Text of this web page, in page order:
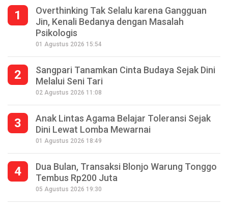
1
Overthinking Tak Selalu karena Gangguan
Jin, Kenali Bedanya dengan Masalah
Psikologis
01 Agustus 2026 15:54
2
Sangpari Tanamkan Cinta Budaya Sejak Dini
Melalui Seni Tari
02 Agustus 2026 11:08
3
Anak Lintas Agama Belajar Toleransi Sejak
Dini Lewat Lomba Mewarnai
01 Agustus 2026 18:49
4
Dua Bulan, Transaksi Blonjo Warung Tonggo
Tembus Rp200 Juta
05 Agustus 2026 19:30